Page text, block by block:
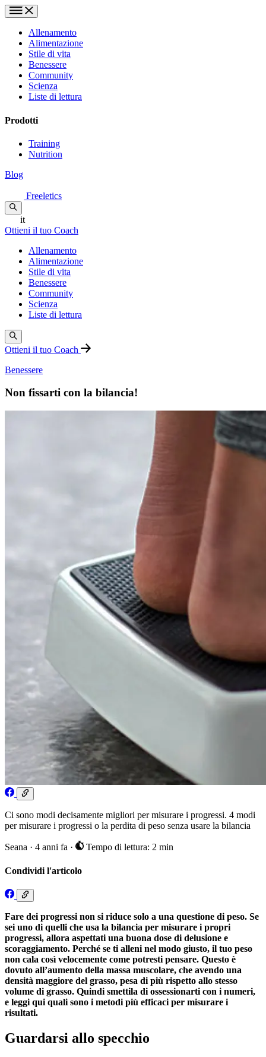
Allenamento
Alimentazione
Stile di vita
Benessere
Community
Scienza
Liste di lettura
Prodotti
Training
Nutrition
Blog
Freeletics
it
Ottieni il tuo Coach
Allenamento
Alimentazione
Stile di vita
Benessere
Community
Scienza
Liste di lettura
Ottieni il tuo Coach
Benessere
Non fissarti con la bilancia!
Ci sono modi decisamente migliori per misurare i progressi. 4 modi
per misurare i progressi o la perdita di peso senza usare la bilancia
Seana · 4 anni fa · Tempo di lettura: 2 min
Condividi l'articolo
Fare dei progressi non si riduce solo a una questione di peso. Se
sei uno di quelli che usa la bilancia per misurare i propri
progressi, allora aspettati una buona dose di delusione e
scoraggiamento. Perché se ti alleni nel modo giusto, il tuo peso
non cala così velocemente come potresti pensare. Questo è
dovuto all’aumento della massa muscolare, che avendo una
densità maggiore del grasso, pesa di più rispetto allo stesso
volume di grasso. Quindi smettila di ossessionarti con i numeri,
e leggi qui quali sono i metodi più efficaci per misurare i
risultati.
Guardarsi allo specchio